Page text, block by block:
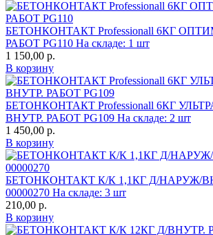
БЕТОНКОНТАКТ Professionall 6КГ
РАБОТ PG110 На складе: 1 шт
1 150,00 р.
В корзину
БЕТОНКОНТАКТ Professionall 6КГ
ВНУТР. РАБОТ PG109 На складе: 2 шт
1 450,00 р.
В корзину
БЕТОНКОНТАКТ К/К 1,1КГ Д/НАРУЖ/
00000270 На складе: 3 шт
210,00 р.
В корзину